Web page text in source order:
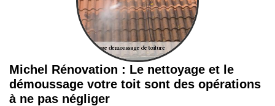
Michel Rénovation : Le nettoyage et le
démoussage votre toit sont des opérations
à ne pas négliger